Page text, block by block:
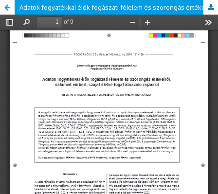
Adatok fogyatékkal élők fogászati félelem és szorongás értékeiről, valamint embert, szájat illetve fogat ábrázoló rajzairól